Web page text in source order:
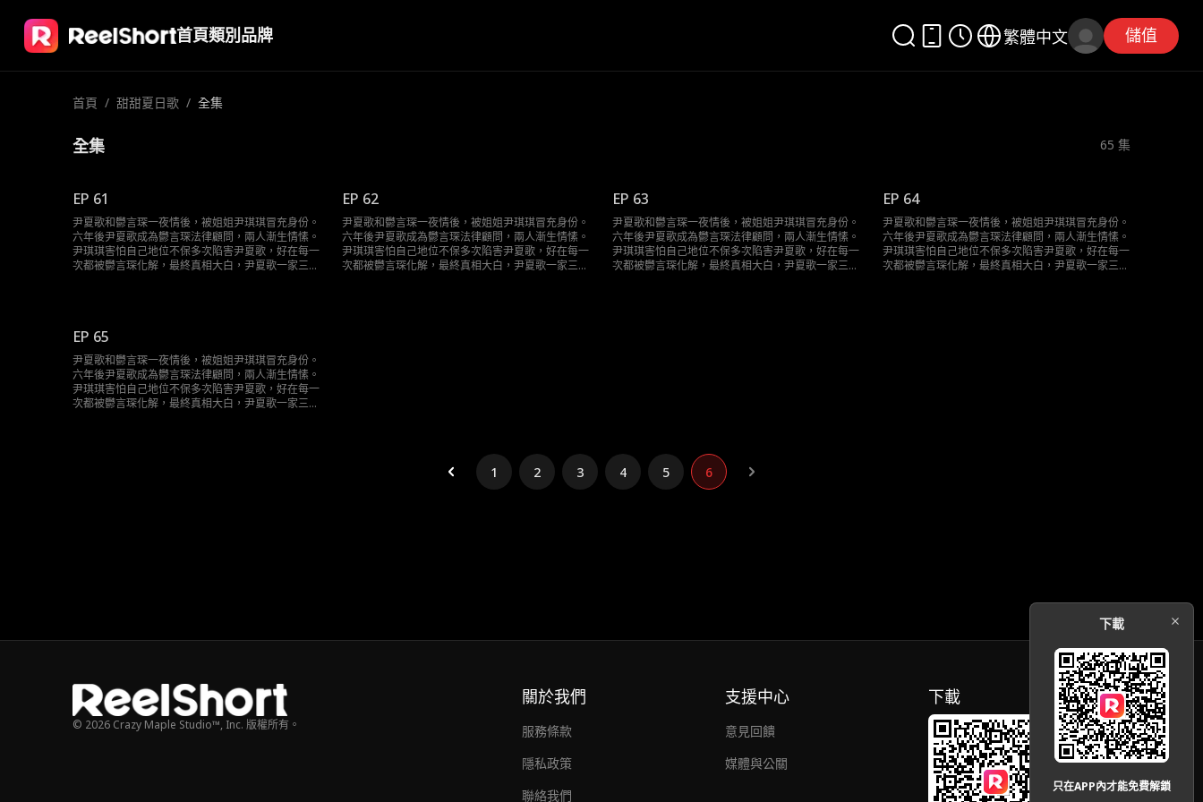
首頁類別 品牌 繁體中文 儲值
首頁 / 甜甜夏日歌 / 全集
全集 65 集
EP 61
尹夏歌和鬱言琛一夜情後，被姐姐尹琪琪冒充身份。
六年後尹夏歌成為鬱言琛法律顧問，兩人漸生情愫。
尹琪琪害怕自己地位不保多次陷害尹夏歌，好在每一
次都被鬱言琛化解，最終真相大白，尹夏歌一家三口
EP 62
尹夏歌和鬱言琛一夜情後，被姐姐尹琪琪冒充身份。
六年後尹夏歌成為鬱言琛法律顧問，兩人漸生情愫。
尹琪琪害怕自己地位不保多次陷害尹夏歌，好在每一
次都被鬱言琛化解，最終真相大白，尹夏歌一家三口
EP 63
尹夏歌和鬱言琛一夜情後，被姐姐尹琪琪冒充身份。
六年後尹夏歌成為鬱言琛法律顧問，兩人漸生情愫。
尹琪琪害怕自己地位不保多次陷害尹夏歌，好在每一
次都被鬱言琛化解，最終真相大白，尹夏歌一家三口
EP 64
尹夏歌和鬱言琛一夜情後，被姐姐尹琪琪冒充身份。
六年後尹夏歌成為鬱言琛法律顧問，兩人漸生情愫。
尹琪琪害怕自己地位不保多次陷害尹夏歌，好在每一
次都被鬱言琛化解，最終真相大白，尹夏歌一家三口
EP 65
尹夏歌和鬱言琛一夜情後，被姐姐尹琪琪冒充身份。
六年後尹夏歌成為鬱言琛法律顧問，兩人漸生情愫。
尹琪琪害怕自己地位不保多次陷害尹夏歌，好在每一
次都被鬱言琛化解，最終真相大白，尹夏歌一家三口
1 2 3 4 5 6
© 2026 Crazy Maple Studio™, Inc. 版權所有。
關於我們
服務條款
隱私政策
聯絡我們
支援中心
意見回饋
媒體與公關
下載
下載
只在APP內才能免費解鎖